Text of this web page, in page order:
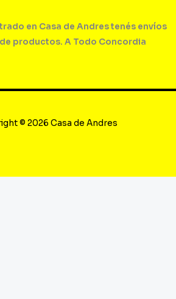
en Casa de Andres tenés envíos
productos. A Todo Concordia
© 2026 Casa de Andres